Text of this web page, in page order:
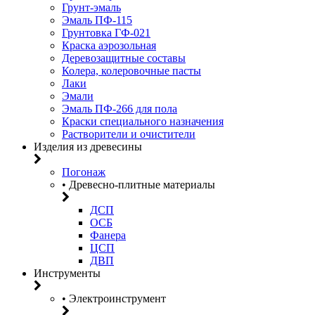
Грунт-эмаль
Эмаль ПФ-115
Грунтовка ГФ-021
Краска аэрозольная
Деревозащитные составы
Колера, колеровочные пасты
Лаки
Эмали
Эмаль ПФ-266 для пола
Краски специального назначения
Растворители и очистители
Изделия из древесины
Погонаж
• Древесно-плитные материалы
ДСП
ОСБ
Фанера
ЦСП
ДВП
Инструменты
• Электроинструмент